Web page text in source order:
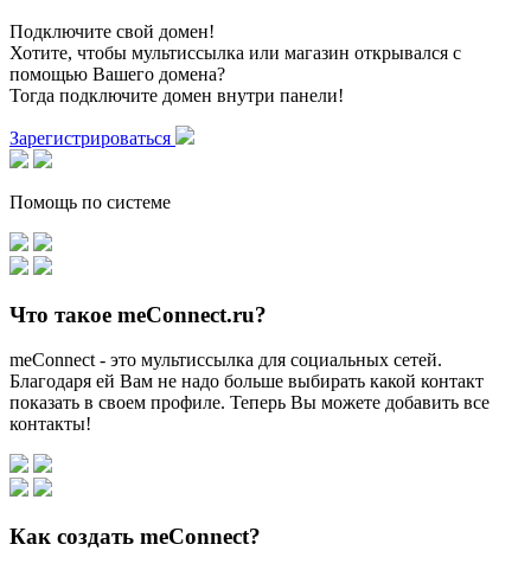
Подключите свой домен!
Хотите, чтобы мультиссылка или магазин открывался с
помощью Вашего домена?
Тогда подключите домен внутри панели!
Зарегистрироваться
Помощь по системе
Что такое meConnect.ru?
meConnect - это мультиссылка для социальных сетей.
Благодаря ей Вам не надо больше выбирать какой контакт
показать в своем профиле. Теперь Вы можете добавить все
контакты!
Как создать meConnect?